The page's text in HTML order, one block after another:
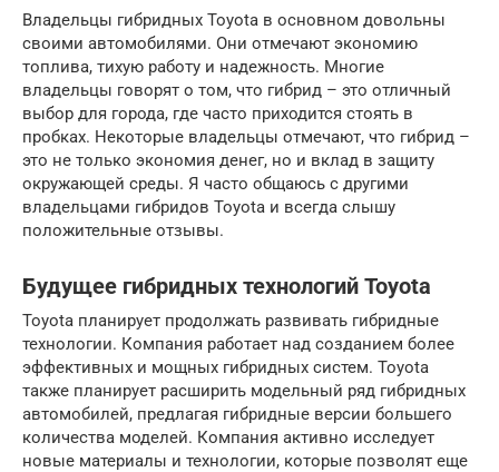
Владельцы гибридных Toyota в основном довольны
своими автомобилями. Они отмечают экономию
топлива, тихую работу и надежность. Многие
владельцы говорят о том, что гибрид – это отличный
выбор для города, где часто приходится стоять в
пробках. Некоторые владельцы отмечают, что гибрид –
это не только экономия денег, но и вклад в защиту
окружающей среды. Я часто общаюсь с другими
владельцами гибридов Toyota и всегда слышу
положительные отзывы.
Будущее гибридных технологий Toyota
Toyota планирует продолжать развивать гибридные
технологии. Компания работает над созданием более
эффективных и мощных гибридных систем. Toyota
также планирует расширить модельный ряд гибридных
автомобилей, предлагая гибридные версии большего
количества моделей. Компания активно исследует
новые материалы и технологии, которые позволят еще